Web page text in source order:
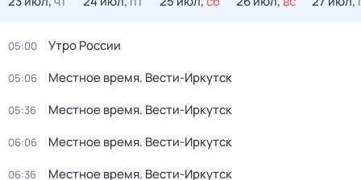
05:00 Утро России
05:06 Местное время. Вести-Иркутск
05:36 Местное время. Вести-Иркутск
06:06 Местное время. Вести-Иркутск
06:36 Местное время. Вести-Иркутск